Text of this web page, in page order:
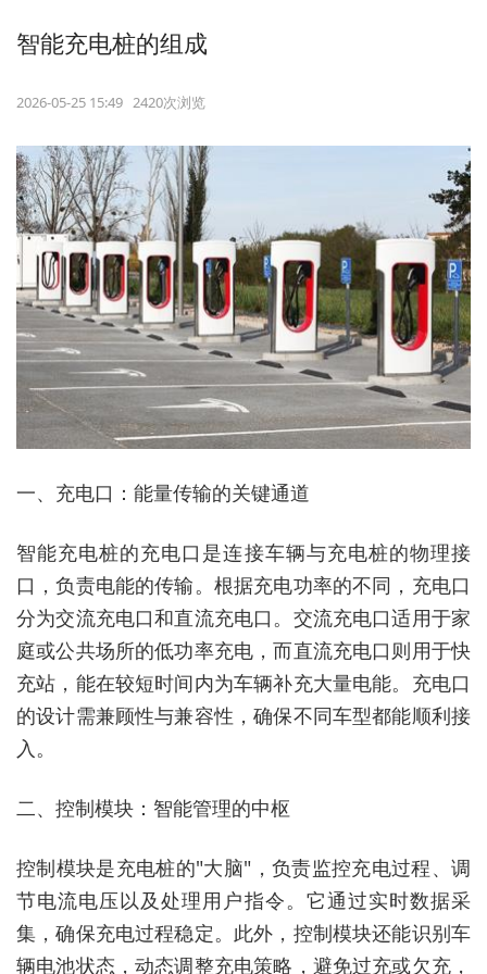
智能充电桩的组成
2026-05-25 15:49 2420次浏览
一、充电口：能量传输的关键通道
智能充电桩的充电口是连接车辆与充电桩的物理接
口，负责电能的传输。根据充电功率的不同，充电口
分为交流充电口和直流充电口。交流充电口适用于家
庭或公共场所的低功率充电，而直流充电口则用于快
充站，能在较短时间内为车辆补充大量电能。充电口
的设计需兼顾性与兼容性，确保不同车型都能顺利接
入。
二、控制模块：智能管理的中枢
控制模块是充电桩的"大脑"，负责监控充电过程、调
节电流电压以及处理用户指令。它通过实时数据采
集，确保充电过程稳定。此外，控制模块还能识别车
辆电池状态，动态调整充电策略，避免过充或欠充，